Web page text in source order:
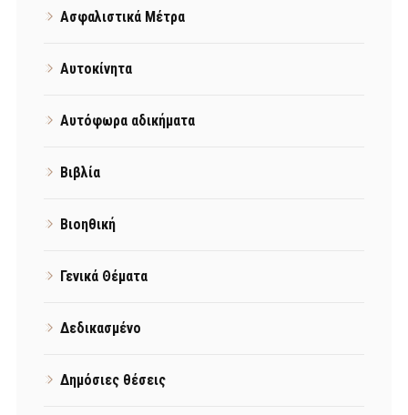
Ασφαλιστικά Μέτρα
Αυτοκίνητα
Αυτόφωρα αδικήματα
Βιβλία
Βιοηθική
Γενικά Θέματα
Δεδικασμένο
Δημόσιες θέσεις